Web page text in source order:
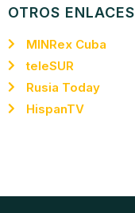
OTROS ENLACES
MINRex Cuba
teleSUR
Rusia Today
HispanTV